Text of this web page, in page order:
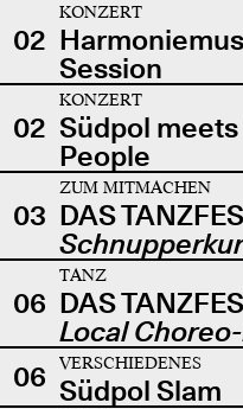
02
KONZERT
Session
02
KONZERT
Südpol
People
03
ZUM MITMACHEN
DAS
06
TANZ
DAS
Local
06
VERSCHIEDENES
Südpol Slam